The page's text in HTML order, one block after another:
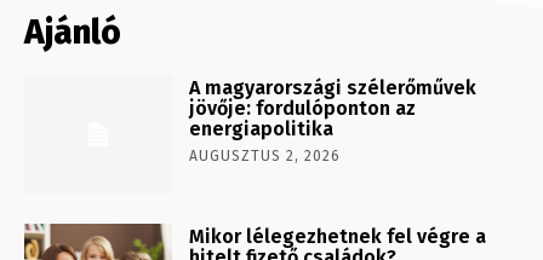
Ajánló
A magyarországi szélerőművek
jövője: fordulóponton az
energiapolitika
AUGUSZTUS 2, 2026
Mikor lélegezhetnek fel végre a